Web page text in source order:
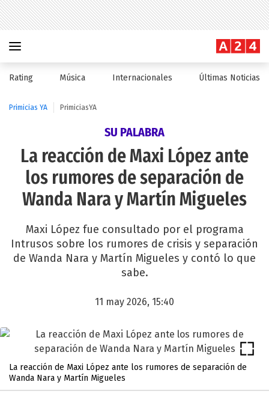
Rating Música Internacionales Últimas Noticias
Primicias YA PrimiciasYA
SU PALABRA
La reacción de Maxi López ante
los rumores de separación de
Wanda Nara y Martín Migueles
Maxi López fue consultado por el programa
Intrusos sobre los rumores de crisis y separación
de Wanda Nara y Martín Migueles y contó lo que
sabe.
11 may 2026, 15:40
La reacción de Maxi López ante los rumores de separación de
Wanda Nara y Martín Migueles